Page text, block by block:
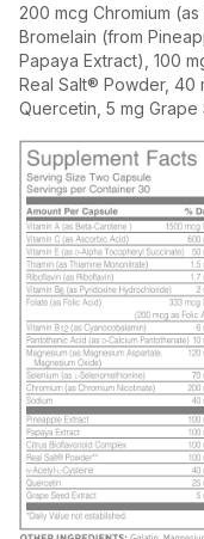
200 mcg Chromium
Bromelain (from
Papaya Extract), 100
Real Salt® Powder, 40
Quercetin, 5 mg Grape